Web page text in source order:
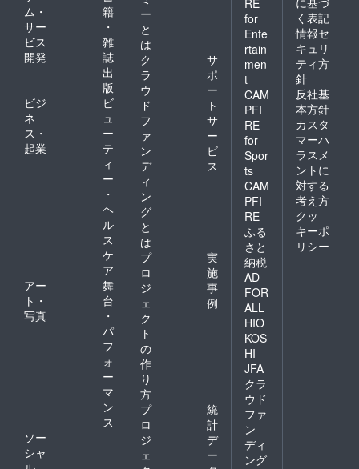
せん。
ム・
サー
ビス
開発
籍
・
雑
誌
出
版
ビジ
ネ
ス・
起業
ビ
ュ
ー
テ
ィ
ー
・
ヘ
ル
ス
ケ
ア
アー
ト・
写真
舞
台
・
パ
フ
ォ
ー
マ
ン
ス
ソー
シャ
ー
と
は
ク
ラ
ウ
ド
フ
ァ
ン
デ
ィ
ン
グ
と
は
サ
ポ
ー
ト
サ
ー
ビ
ス
プ
ロ
ジ
ェ
ク
ト
の
作
り
方
実
施
事
例
プ
ロ
ジ
ェ
統
計
デ
ー
for
Ente
rtain
men
t
CAM
PFI
RE
for
Spor
ts
CAM
PFI
RE
ふる
さと
納税
AD
FOR
ALL
HIO
KOS
HI
JFA
クラ
ウド
ファ
ン
ディ
ング
く表記
情報セ
キュリ
ティ方
針
反社基
本方針
カスタ
マーハ
ラスメ
ントに
対する
考え方
クッ
キーポ
リシー